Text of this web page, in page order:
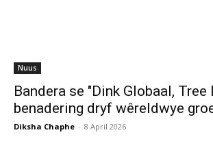
Nuus
Bandera se "Dink Globaal, Tree
benadering dryf wêreldwye
Diksha Chaphe - 8 April 2026